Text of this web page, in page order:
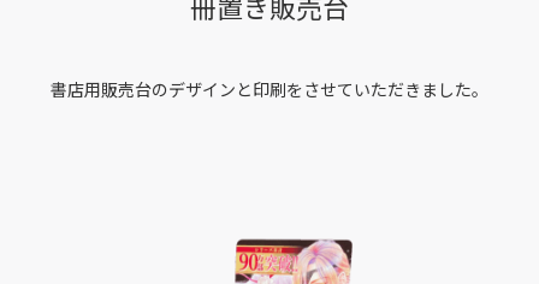
書店用販売台のデザインと印刷をさせていただきました。